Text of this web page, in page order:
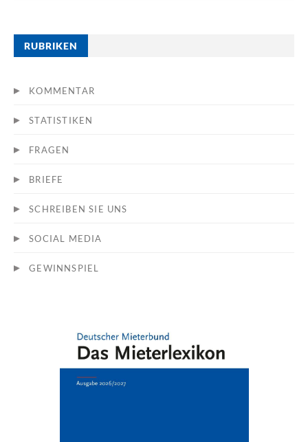
RUBRIKEN
KOMMENTAR
STATISTIKEN
FRAGEN
BRIEFE
SCHREIBEN SIE UNS
SOCIAL MEDIA
GEWINNSPIEL